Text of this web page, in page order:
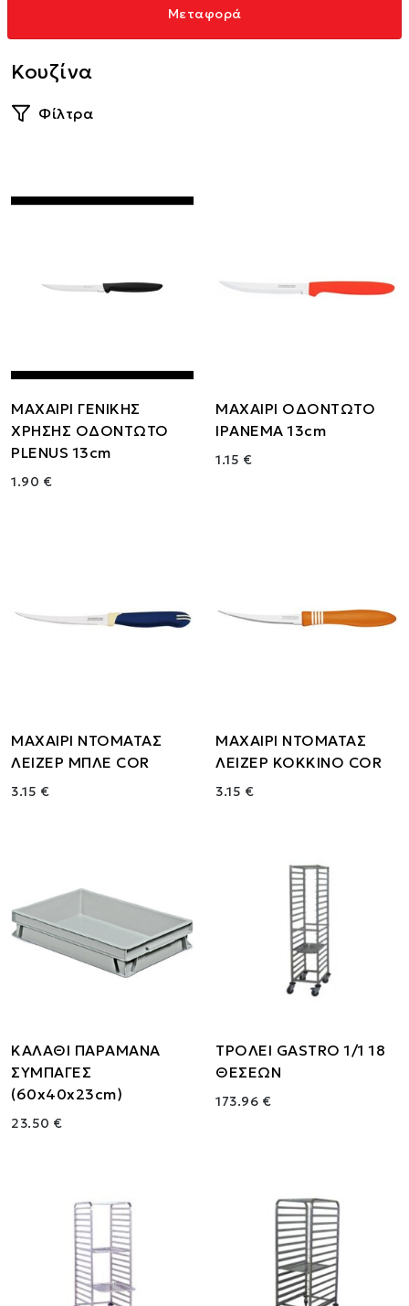
Μεταφορά
Κουζίνα
Φίλτρα
ΜΑΧΑΙΡΙ ΓΕΝΙΚΗΣ
ΧΡΗΣΗΣ ΟΔΟΝΤΩΤΟ
PLENUS 13cm
1.90 €
ΜΑΧΑΙΡΙ ΟΔΟΝΤΩΤΟ
IPANEMA 13cm
1.15 €
ΜΑΧΑΙΡΙ ΝΤΟΜΑΤΑΣ
ΛΕΙΖΕΡ ΜΠΛΕ COR
3.15 €
ΜΑΧΑΙΡΙ ΝΤΟΜΑΤΑΣ
ΛΕΙΖΕΡ ΚΟΚΚΙΝΟ COR
3.15 €
ΚΑΛΑΘΙ ΠΑΡΑΜΑΝΑ
ΣΥΜΠΑΓΕΣ
(60x40x23cm)
23.50 €
ΤΡΟΛΕΙ GASTRO 1/1 18
ΘΕΣΕΩΝ
173.96 €